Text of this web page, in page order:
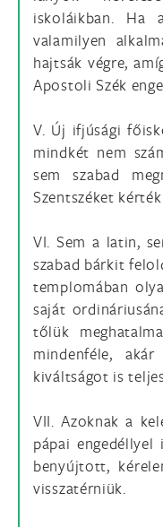
iskoláikban.
valamilyen
hajtsák végre,
Apostoli Szék
V. Új ifjúsági
mindkét nem
sem szabad
Szentszéket
VI. Sem a latin,
szabad bárkit
templomában
saját
tőlük
mindenféle,
kiváltságot is
VII. Azoknak a
pápai
benyújtott,
visszatérniük.